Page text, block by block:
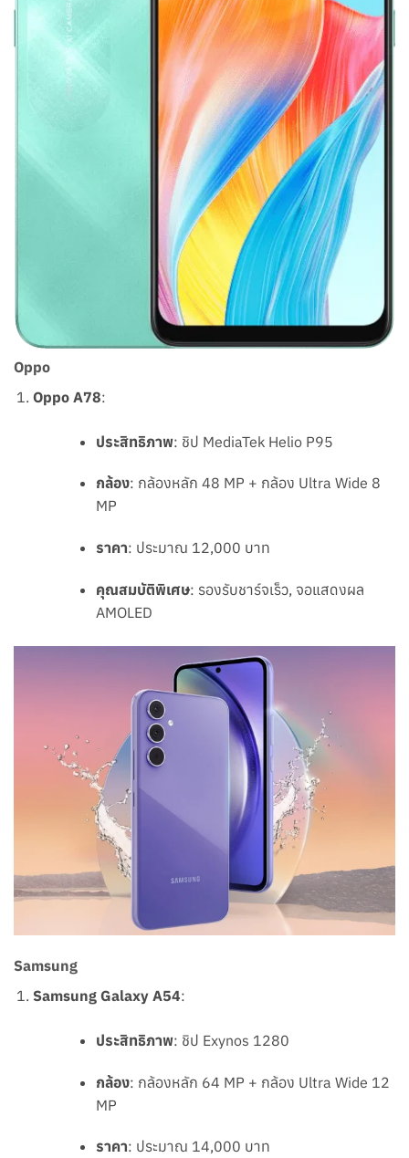
Oppo
Oppo A78:
ประสิทธิภาพ: ชิป MediaTek Helio P95
กล้อง: กล้องหลัก 48 MP + กล้อง Ultra Wide 8
MP
ราคา: ประมาณ 12,000 บาท
คุณสมบัติพิเศษ: รองรับชาร์จเร็ว, จอแสดงผล
AMOLED
Samsung
Samsung Galaxy A54:
ประสิทธิภาพ: ชิป Exynos 1280
กล้อง: กล้องหลัก 64 MP + กล้อง Ultra Wide 12
MP
ราคา: ประมาณ 14,000 บาท